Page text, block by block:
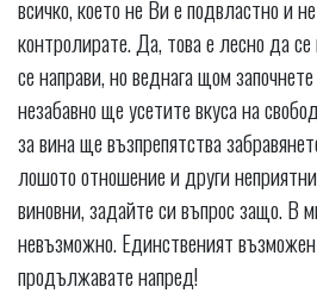
всичко, което не Ви е подвластно и
контролирате. Да, това е лесно да
се направи, но веднага щом
незабавно ще усетите вкуса на
за вина ще възпрепятства
лошото отношение и други
виновни, задайте си въпрос защо. В
невъзможно. Единственият
продължавате напред!